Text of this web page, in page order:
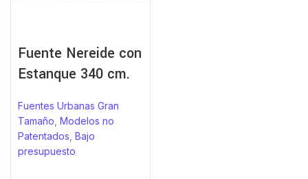
Fuente Nereide con
Estanque 340 cm.
Fuentes Urbanas Gran
Tamaño Modelos no
Patentados Bajo
presupuesto